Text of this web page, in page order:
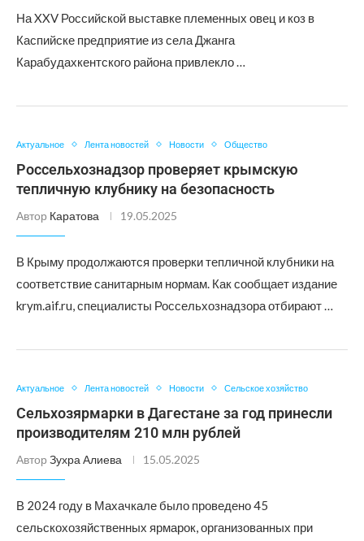
На XXV Российской выставке племенных овец и коз в
Каспийске предприятие из села Джанга
Карабудахкентского района привлекло …
Актуальное Лента новостей Новости Общество
Россельхознадзор проверяет крымскую
тепличную клубнику на безопасность
Автор Каратова 19.05.2025
В Крыму продолжаются проверки тепличной клубники на
соответствие санитарным нормам. Как сообщает издание
krym.aif.ru, специалисты Россельхознадзора отбирают …
Актуальное Лента новостей Новости Сельское хозяйство
Сельхозярмарки в Дагестане за год принесли
производителям 210 млн рублей
Автор Зухра Алиева 15.05.2025
В 2024 году в Махачкале было проведено 45
сельскохозяйственных ярмарок, организованных при